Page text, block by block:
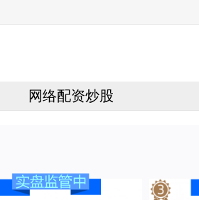
网络配资炒股